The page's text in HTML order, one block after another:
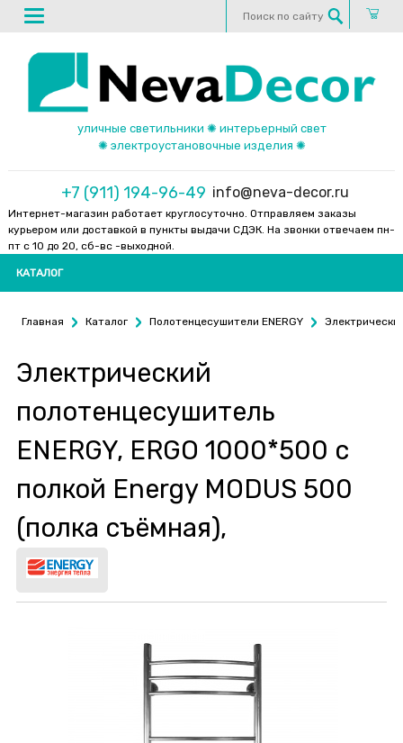
уличные светильники ✺ интерьерный свет
✺ электроустановочные изделия ✺
+7 (911) 194-96-49 info@neva-decor.ru
Интернет-магазин работает круглосуточно. Отправляем заказы
курьером или доставкой в пункты выдачи СДЭК. На звонки отвечаем пн-
пт с 10 до 20, сб-вс -выходной.
КАТАЛОГ
Главная Каталог Полотенцесушители ENERGY
Электрический
полотенцесушитель
ENERGY, ERGO 1000*500 c
полкой Energy MODUS 500
(полка съёмная),